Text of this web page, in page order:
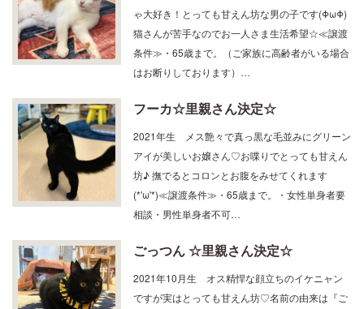
猫さんが苦手なのでお一人さま生活希望☆≪譲渡
条件≫・65歳まで。（ご家族に高齢者がいる場合
はお断りしております）…
2021年生 メス艶々で真っ黒な毛並みにグリーン
アイが美しいお嬢さん♡お喋りでとっても甘えん
坊♪ 撫でるとコロンとお腹をみせてくれます
(*'ω'*)≪譲渡条件≫・65歳まで。・女性単身者要
相談・男性単身者不可…
2021年10月生 オス精悍な顔立ちのイケニャン
ですが実はとっても甘えん坊♡名前の由来は『ご
っつんごっつん』と頭をぶつけて甘えるから(´艸